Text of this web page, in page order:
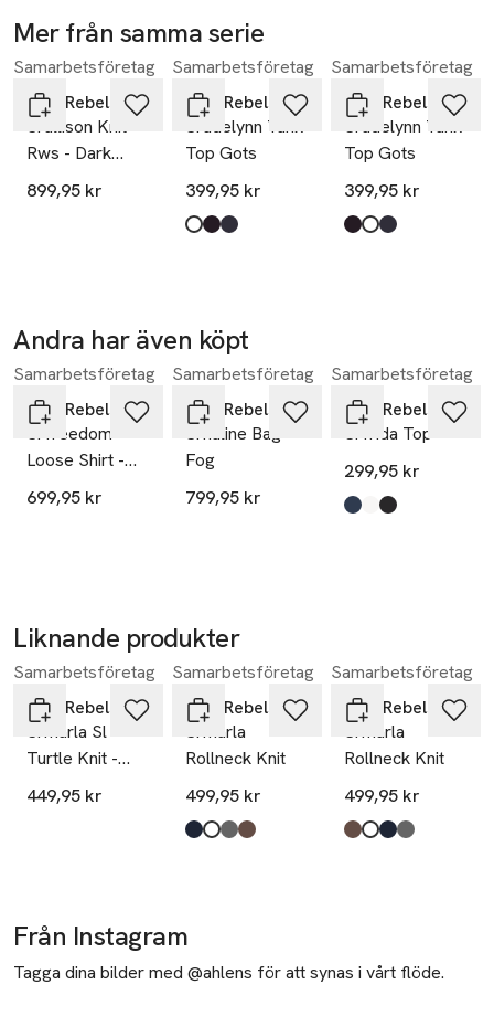
Mer från samma serie
Hoppa över bildspelet
Samarbetsföretag
Soft Rebels
Srallison Knit -
Rws - Dark
Grey Melange
899,95 kr
Samarbetsföretag
Soft Rebels
Sradelynn Tank
Top Gots
399,95 kr
Produkten finns i färgerna:
snow white
black,
total eclipse
Samarbetsföretag
Soft Rebels
Sradelynn Tank
Top Gots
399,95 kr
Produkten finns i
black,
snow white
total eclipse
Andra har även köpt
Hoppa över bildspelet
Samarbetsföretag
Soft Rebels
Srfreedom
Loose Shirt -
Black
699,95 kr
Samarbetsföretag
Soft Rebels
Srhaline Bag -
Fog
799,95 kr
Samarbetsföretag
Soft Rebels
Srfrida Top
299,95 kr
Produkten finns i
total eclipse
snow white
black,
Liknande produkter
Hoppa över bildspelet
Samarbetsföretag
Soft Rebels
Srmarla Sl
Turtle Knit -
Arctic Wolf
449,95 kr
Samarbetsföretag
Soft Rebels
Srmarla
Rollneck Knit
499,95 kr
Produkten finns i färgerna:
total eclipse
snow white
black,
coffee quartz melange,
Samarbetsföretag
Soft Rebels
Srmarla
Rollneck Knit
499,95 kr
Produkten finns i
coffee quartz
snow white
total eclipse
black,
Från Instagram
Tagga dina bilder med @ahlens för att synas i vårt flöde.